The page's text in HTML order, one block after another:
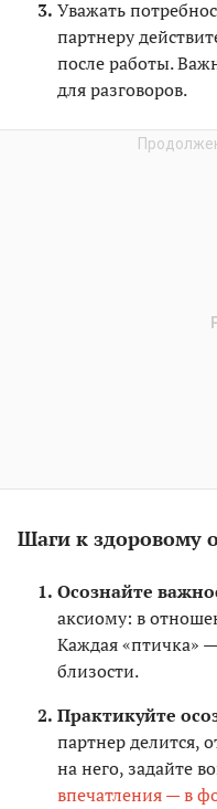
Уважать
партнеру
после работы.
для разговоров.
Шаги к здоровому
Осознайте
аксиому: в
Каждая «птичка»
близости.
Практикуйте
партнер делится,
на него, задайте
впечатления — в